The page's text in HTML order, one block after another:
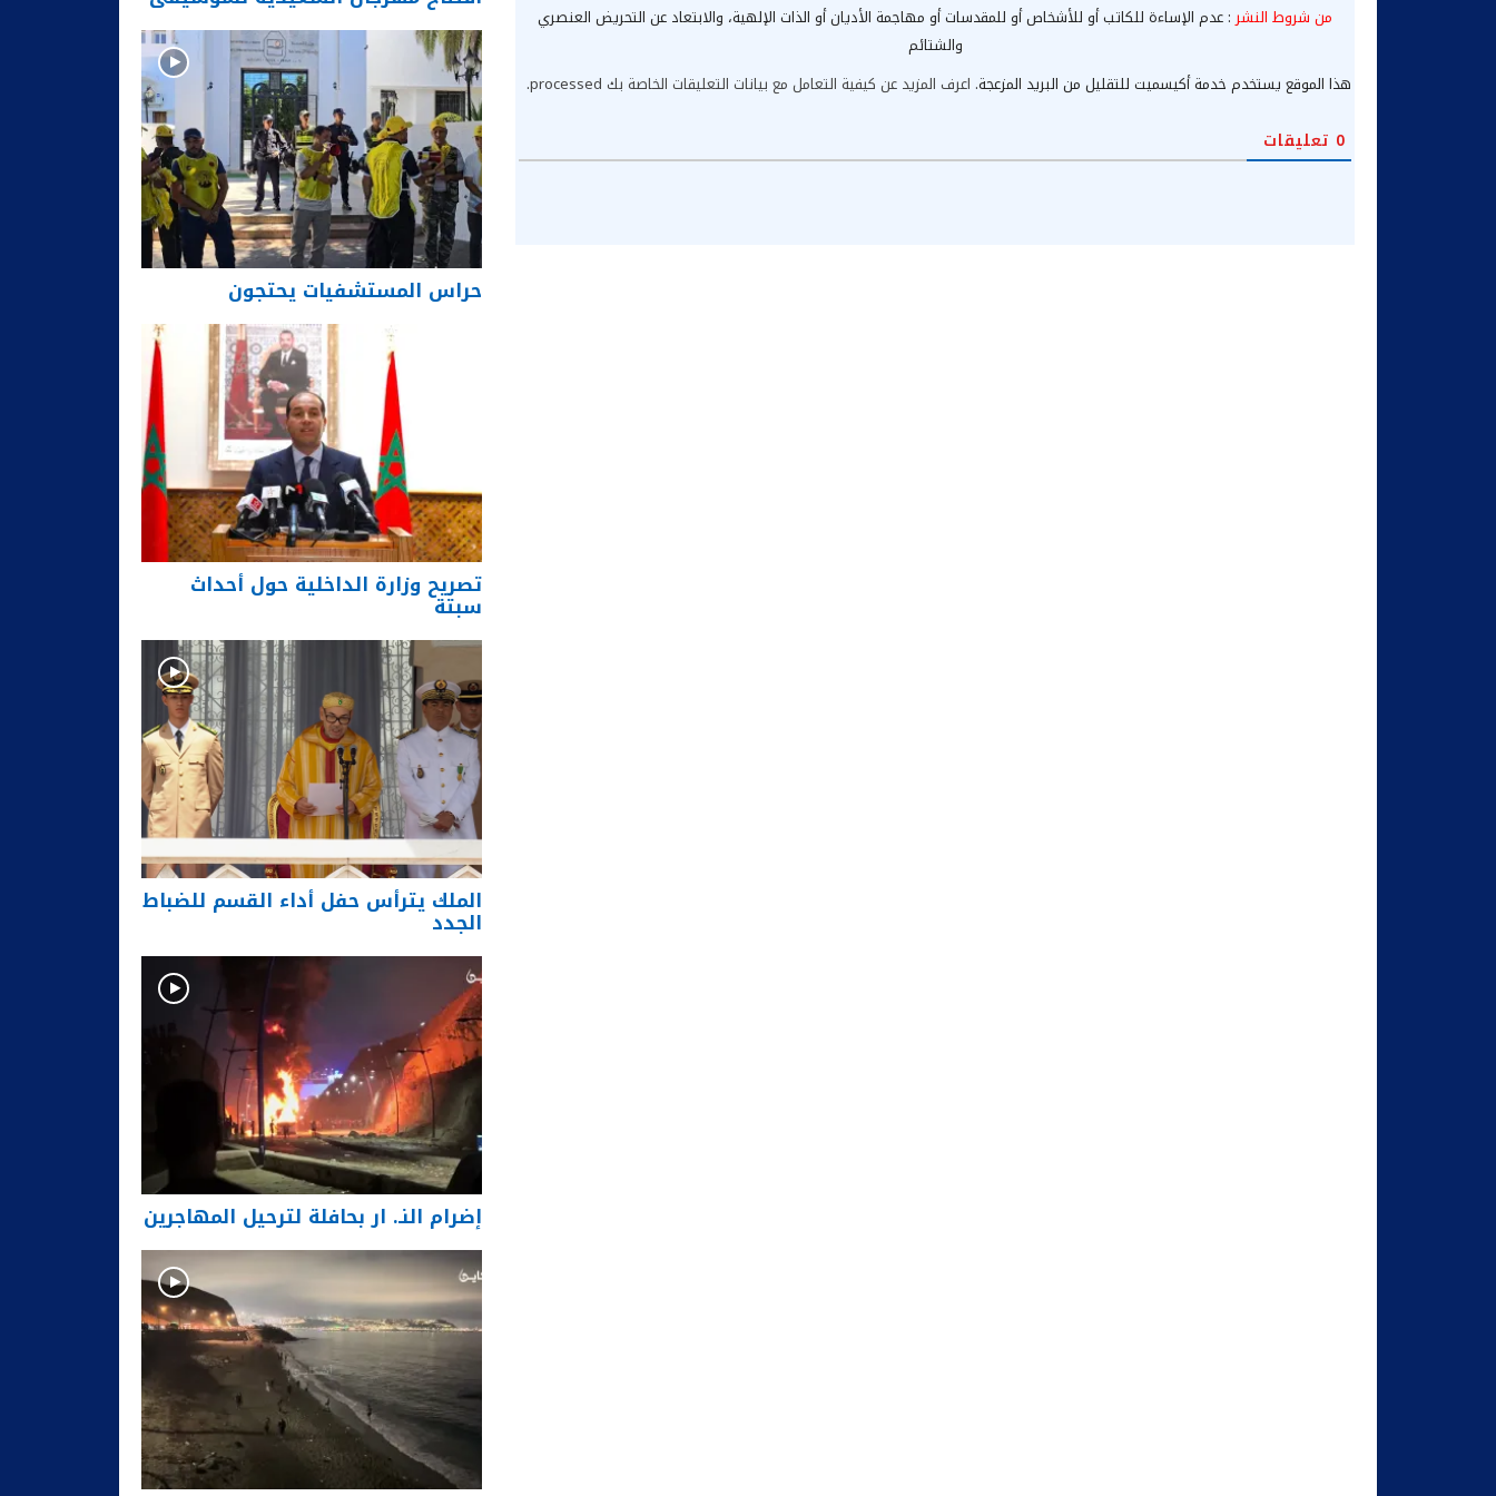
من شروط النشر: عدم الإساءة للكاتب أو للأشخاص أو للمقدسات أو مهاجمة الأديان أو الذات الإلهية، والابتعاد عن التحريض العنصري
والشتائم
هذا الموقع يستخدم خدمة أكيسميت للتقليل من البريد المزعجة. اعرف المزيد عن كيفية التعامل مع بيانات التعليقات الخاصة بك processed .
0 تعليقات
حراس المستشفيات يحتجون
تصريح وزارة الداخلية حول أحداث
سبتة
الملك يترأس حفل أداء القسم للضباط
الجدد
إضرام النـ. ار بحافلة لترحيل المهاجرين